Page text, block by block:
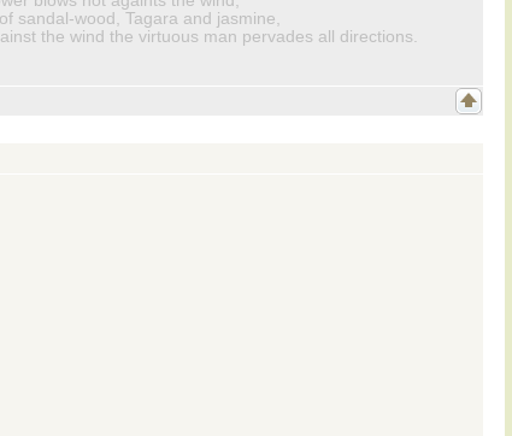
sandal-wood, Tagara and jasmine,
the wind the virtuous man pervades all directions.